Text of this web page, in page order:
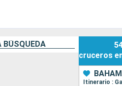
hasta las animadas zonas alrededor
o los bufés completan una oferta
principalmente hacia el Caribe, las
accesible, ideal para viajeros en
BÚSQUEDA
cruceros
Itinerario :